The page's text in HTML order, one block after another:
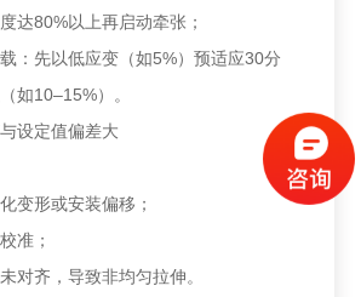
80%以上再启动牵张；
先以低应变（如5%）预适应30分
如10–15%）。
定值偏差大
形或安装偏移；
准；
齐，导致非均匀拉伸。